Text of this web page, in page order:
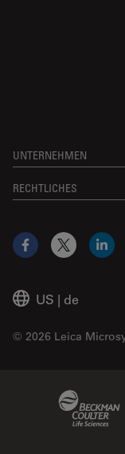
UNTERNEHMEN
RECHTLICHES
US | de
© 2026 Leica
Facebook
X